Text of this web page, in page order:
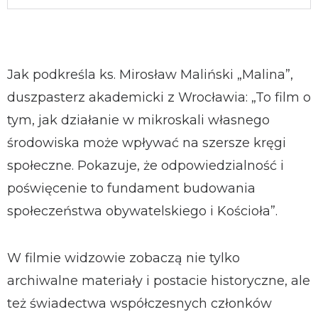
Jak podkreśla ks. Mirosław Maliński „Malina”,
duszpasterz akademicki z Wrocławia: „To film o
tym, jak działanie w mikroskali własnego
środowiska może wpływać na szersze kręgi
społeczne. Pokazuje, że odpowiedzialność i
poświęcenie to fundament budowania
społeczeństwa obywatelskiego i Kościoła”.
W filmie widzowie zobaczą nie tylko
archiwalne materiały i postacie historyczne, ale
też świadectwa współczesnych członków